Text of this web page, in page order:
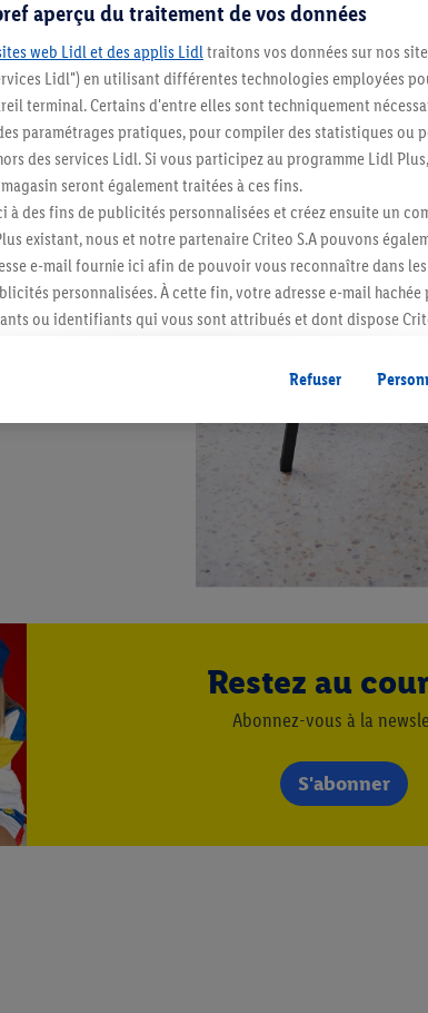
Restez au
Abonnez-vous à la
S'abonner
aperçu du traitement de vos données
web Lidl et des applis Lidl traitons vos données sur nos
Lidl") en utilisant différentes technologies employées
terminal. Certains d'entre elles sont techniquement
paramétrages pratiques, pour compiler des statistiques ou
des services Lidl. Si vous participez au programme Lidl
seront également traitées à ces fins.
à des fins de publicités personnalisées et créez ensuite un
existant, nous et notre partenaire Criteo S.A pouvons
e-mail fournie ici afin de pouvoir vous reconnaître dans
personnalisées. À cette fin, votre adresse e-mail
ou identifiants qui vous sont attribués et dont dispose
exemple en plaçant le produit dans un panier d’un webshop
affichées sur plusieurs apppareils et plusieurs services de
vous être attribués en utilisant votre adresse e-mail hachée
autoriser des finalités individuelles et trouver de plus
pouvez autoriser uniquement l’utilisation des technologies
les traitements pour toutes les finalités susmentionnées.
des données et votre droit de révoquer votre
Refuser